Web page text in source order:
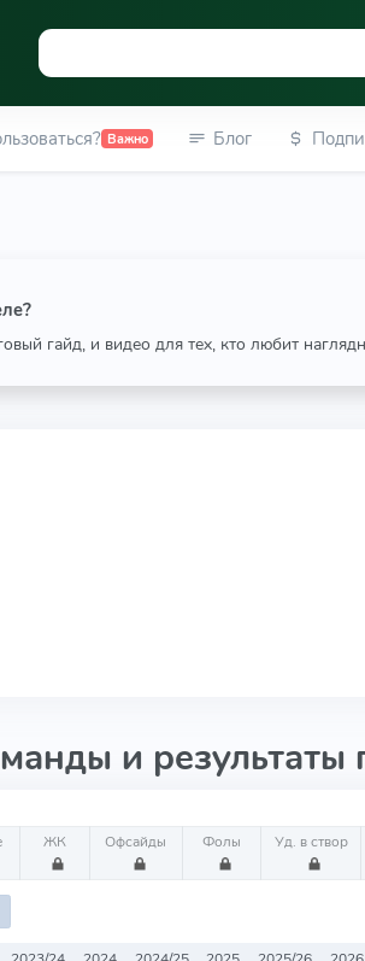
Важно Блог
гайд, и видео для тех, кто любит
и результаты
ЖК Офсайды Фолы Уд. в створ